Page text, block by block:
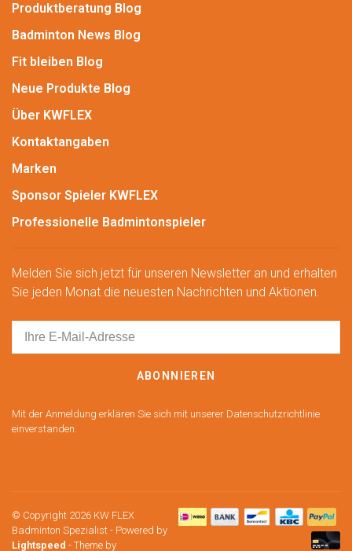
Produktberatung Blog
Badminton News Blog
Fit bleiben Blog
Neue Produkte Blog
Über KWFLEX
Kontaktangaben
Marken
Sponsor Spieler KWFLEX
Professionelle Badmintonspieler
Melden Sie sich jetzt für unseren Newsletter an und erhalten
Sie jeden Monat die neuesten Nachrichten und Aktionen.
ABONNIEREN
Mit der Anmeldung erklären Sie sich mit unserer Datenschutzrichtlinie
einverstanden.
© Copyright 2026 KW FLEX
Badminton Spezialist - Powered by
Lightspeed - Theme by